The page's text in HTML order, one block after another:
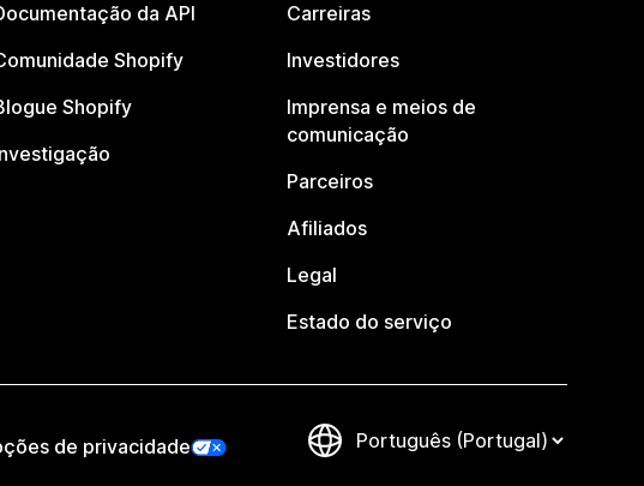
da API
Shopify
Shopify
Carreiras
Investidores
Imprensa e meios de
comunicação
Parceiros
Afiliados
Legal
Estado do serviço
de privacidade